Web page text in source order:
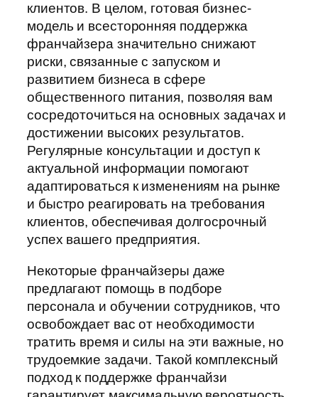
клиентов. В целом, готовая бизнес-
модель и всесторонняя поддержка
франчайзера значительно снижают
риски, связанные с запуском и
развитием бизнеса в сфере
общественного питания, позволяя вам
сосредоточиться на основных задачах и
достижении высоких результатов.
Регулярные консультации и доступ к
актуальной информации помогают
адаптироваться к изменениям на рынке
и быстро реагировать на требования
клиентов, обеспечивая долгосрочный
успех вашего предприятия.
Некоторые франчайзеры даже
предлагают помощь в подборе
персонала и обучении сотрудников, что
освобождает вас от необходимости
тратить время и силы на эти важные, но
трудоемкие задачи. Такой комплексный
подход к поддержке франчайзи